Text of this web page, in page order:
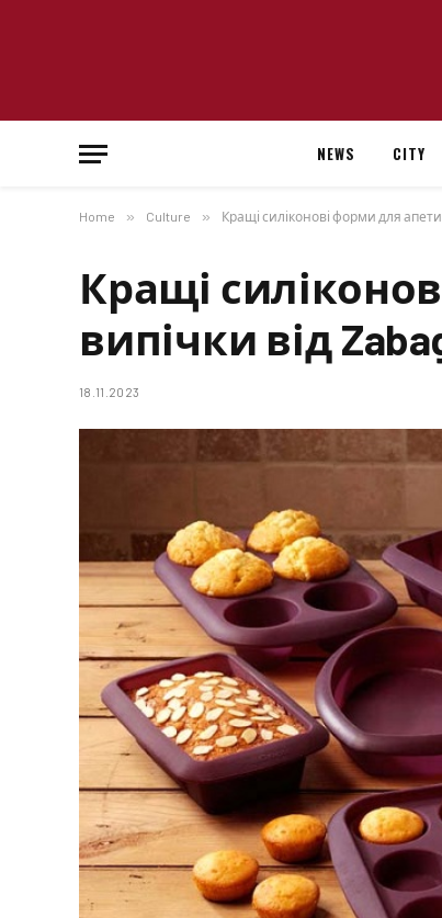
NEWS CITY
Home » Culture » Кращі силіконові форми для
Кращі
випічки від
18.11.2023